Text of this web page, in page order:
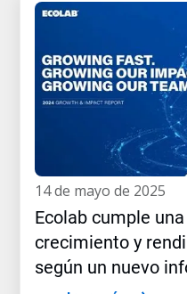
14 de mayo de 2025
Ecolab cumple
crecimiento y
según un nuevo